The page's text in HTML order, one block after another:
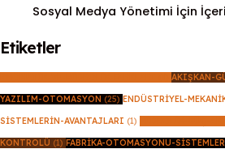
Sosyal Medya Yönetimi İçin
Etiketler
AKIŞKAN-
YAZILIM-OTOMASYON (25) ENDÜSTRIYEL-
SISTEMLERIN-AVANTAJLARI (1)
KONTROLÜ (1) FABRIKA-OTOMASYONU-